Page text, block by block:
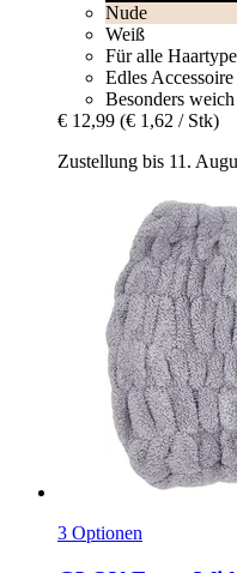
Nude
Weiß
Für alle
Edles Accessoire
Besonders weich
€ 12,99 (€ 1,62 / Stk)
Zustellung bis 11.
3 Optionen